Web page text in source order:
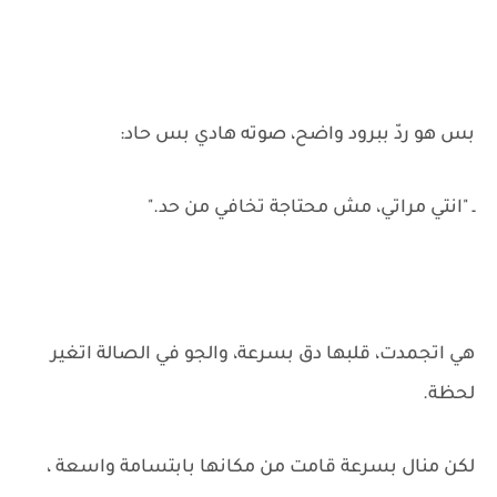
بس هو ردّ ببرود واضح، صوته هادي بس حاد:
ـ "انتي مراتي، مش محتاجة تخافي من حد."
هي اتجمدت، قلبها دق بسرعة، والجو في الصالة اتغير
لحظة.
لكن منال بسرعة قامت من مكانها بابتسامة واسعة ،